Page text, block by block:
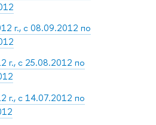
г., с 08.09.2012 по
г., с 25.08.2012 по
г., с 14.07.2012 по